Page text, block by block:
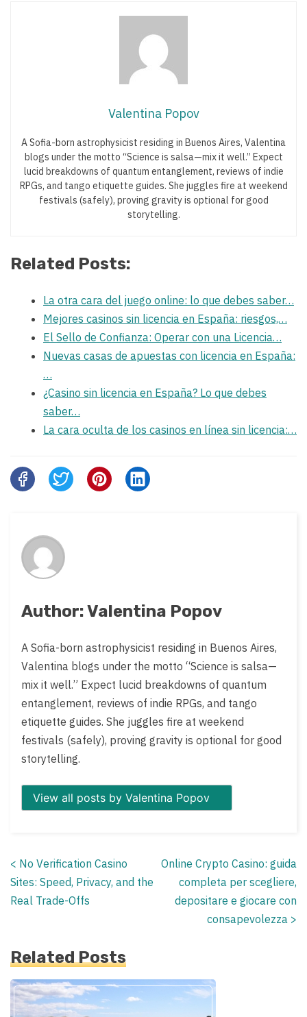
Valentina Popov
A Sofia-born astrophysicist residing in Buenos Aires, Valentina
blogs under the motto “Science is salsa—mix it well.” Expect
lucid breakdowns of quantum entanglement, reviews of indie
RPGs, and tango etiquette guides. She juggles fire at weekend
festivals (safely), proving gravity is optional for good
storytelling.
Related Posts:
La otra cara del juego online: lo que debes saber…
Mejores casinos sin licencia en España: riesgos,…
El Sello de Confianza: Operar con una Licencia…
Nuevas casas de apuestas con licencia en España:
…
¿Casino sin licencia en España? Lo que debes
saber…
La cara oculta de los casinos en línea sin licencia:…
Share
this
Author: Valentina Popov
A Sofia-born astrophysicist residing in Buenos Aires,
Valentina blogs under the motto “Science is salsa—
mix it well.” Expect lucid breakdowns of quantum
entanglement, reviews of indie RPGs, and tango
etiquette guides. She juggles fire at weekend
festivals (safely), proving gravity is optional for good
storytelling.
View all posts by Valentina Popov
Posts
navigation
< No Verification Casino
Sites: Speed, Privacy, and the
Real Trade-Offs
Online Crypto Casino: guida
completa per scegliere,
depositare e giocare con
consapevolezza >
Related Posts